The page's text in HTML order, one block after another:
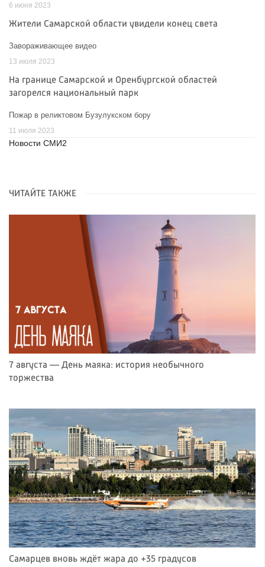
6 июня 2023
Жители Самарской области увидели конец света
Завораживающее видео
13 июля 2023
На границе Самарской и Оренбургской областей
загорелся национальный парк
Пожар в реликтовом Бузулукском бору
11 июля 2023
Новости СМИ2
ЧИТАЙТЕ ТАКЖЕ
7 августа — День маяка: история необычного
торжества
Самарцев вновь ждёт жара до +35 градусов